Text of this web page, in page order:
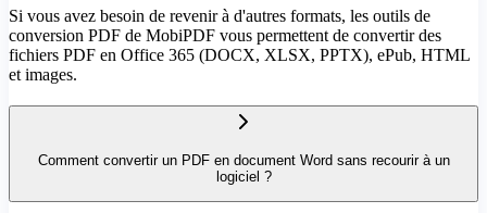
Si vous avez besoin de revenir à d'autres formats, les outils de
conversion PDF de MobiPDF vous permettent de convertir des
fichiers PDF en Office 365 (DOCX, XLSX, PPTX), ePub, HTML
et images.
Comment convertir un PDF en document Word sans recourir à un
logiciel ?